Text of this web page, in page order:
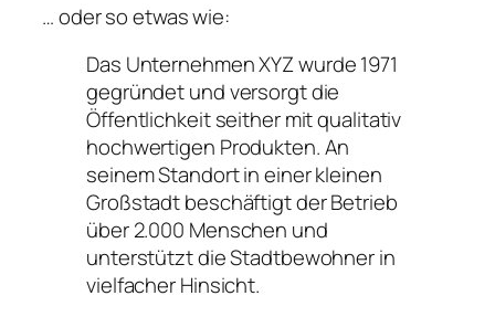
… oder so etwas wie:
Das Unternehmen XYZ wurde 1971
gegründet und versorgt die
Öffentlichkeit seither mit qualitativ
hochwertigen Produkten. An
seinem Standort in einer kleinen
Großstadt beschäftigt der Betrieb
über 2.000 Menschen und
unterstützt die Stadtbewohner in
vielfacher Hinsicht.